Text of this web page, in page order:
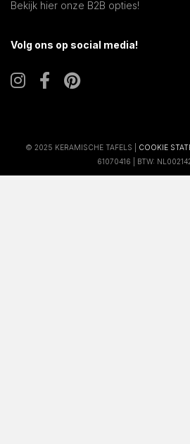
Bekijk hier onze B2B opties!
Volg ons op social media!
© 2025 KERAMISCHE TAFELS | COOKIE
61070416 | BTW: